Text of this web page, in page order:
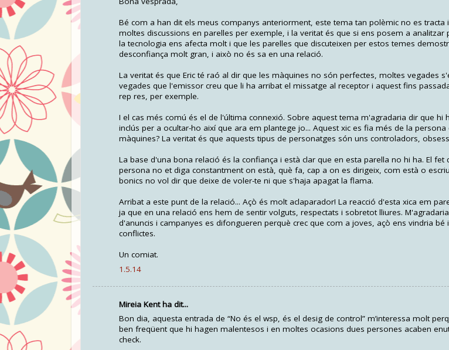
Bé com a han dit els meus companys anteriorment, este tema tan polèmic no es tracta
moltes discussions en parelles per exemple, i la veritat és que si ens posem a analitzar
la tecnologia ens afecta molt i que les parelles que discuteixen per estos temes
desconfiança molt gran, i això no és sa en una relació.
La veritat és que Eric té raó al dir que les màquines no són perfectes, moltes vegades
vegades que l'emissor creu que li ha arribat el missatge al receptor i aquest fins
rep res, per exemple.
I el cas més comú és el de l'última connexió. Sobre aquest tema m'agradaria dir que hi
inclús per a ocultar-ho així que ara em plantege jo... Aquest xic es fia més de la persona
màquines? La veritat és que aquests tipus de personatges són uns controladors,
La base d'una bona relació és la confiança i està clar que en esta parella no hi ha. El fet
persona no et diga constantment on està, què fa, cap a on es dirigeix, com està o
bonics no vol dir que deixe de voler-te ni que s'haja apagat la flama.
Arribat a este punt de la relació... Açò és molt aclaparador! La reacció d'esta xica em
ja que en una relació ens hem de sentir volguts, respectats i sobretot lliures.
d'anuncis i campanyes es difongueren perquè crec que com a joves, açò ens vindria bé
conflictes.
Un comiat.
1.5.14
Mireia Kent ha dit...
Bon dia, aquesta entrada de “No és el wsp, és el desig de control” m’interessa molt
ben freqüent que hi hagen malentesos i en moltes ocasions dues persones acaben
check.